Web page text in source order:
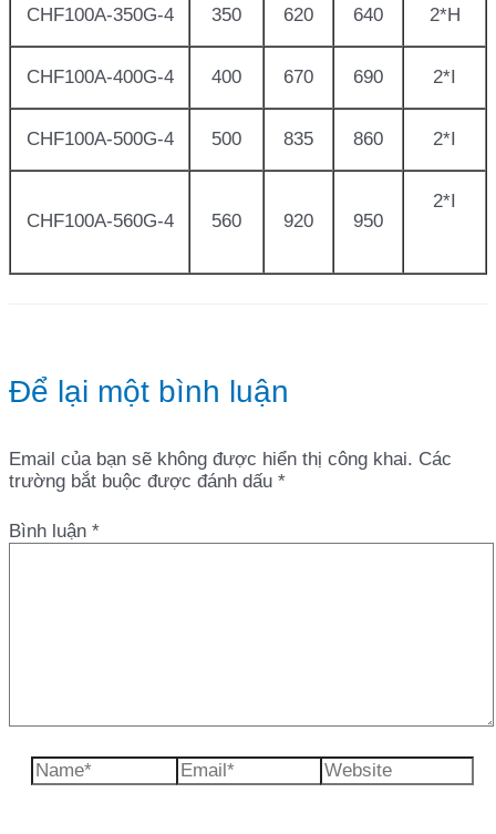
CHF100A-350G-4 350 620 640 2*H
CHF100A-400G-4 400 670 690 2*I
CHF100A-500G-4 500 835 860 2*I
CHF100A-560G-4 560 920 950
2*I
Để lại một bình luận
Email của bạn sẽ không được hiển thị công khai. Các
trường bắt buộc được đánh dấu *
Bình luận *
Name* Email* Website